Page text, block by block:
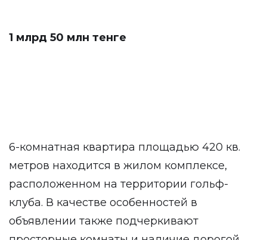
1 млрд 50 млн тенге
6-комнатная квартира площадью 420 кв.
метров находится в жилом комплексе,
расположенном на территории гольф-
клуба. В качестве особенностей в
объявлении также подчеркивают